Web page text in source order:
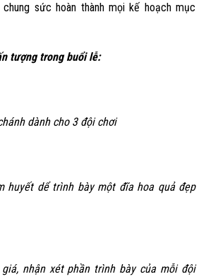
chung sức hoàn thành mọi kế hoạch mục
tượng trong buổi lễ:
dành cho 3 đội chơi
huyết dể trình bày một đĩa hoa quả đẹp
nhận xét phần trình bày của mỗi đội